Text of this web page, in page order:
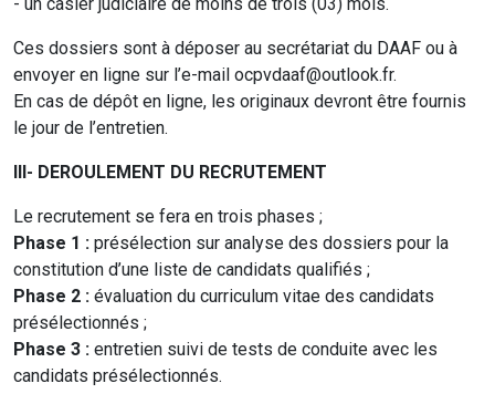
Ces dossiers sont à déposer au secrétariat du DAAF ou à
envoyer en ligne sur l’e-mail ocpvdaaf@outlook.fr.
En cas de dépôt en ligne, les originaux devront être fournis
le jour de l’entretien.
III- DEROULEMENT DU RECRUTEMENT
Le recrutement se fera en trois phases ;
Phase 1 : présélection sur analyse des dossiers pour la
constitution d’une liste de candidats qualifiés ;
Phase 2 : évaluation du curriculum vitae des candidats
présélectionnés ;
Phase 3 : entretien suivi de tests de conduite avec les
candidats présélectionnés.